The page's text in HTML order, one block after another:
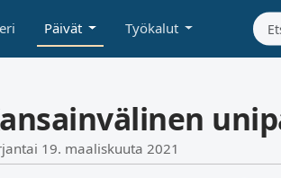
Päivät Työkalut
19. maaliskuuta 2021